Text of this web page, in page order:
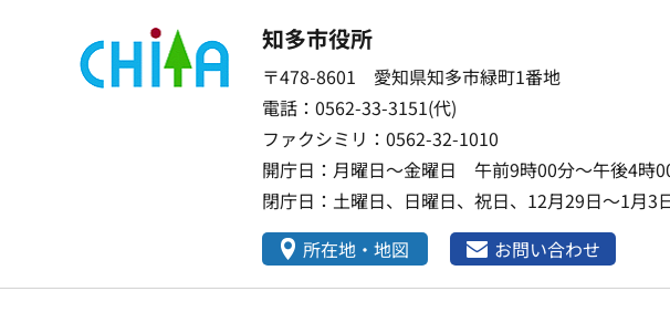
知多市役所
〒478-8601 愛知県知多市緑町1番地
電話：0562-33-3151(代)
ファクシミリ：0562-32-1010
開庁日：月曜日～金曜日 午前9時00分～午後4時
閉庁日：土曜日、日曜日、祝日、12月29日～1月3
所在地・地図
お問い合わせ